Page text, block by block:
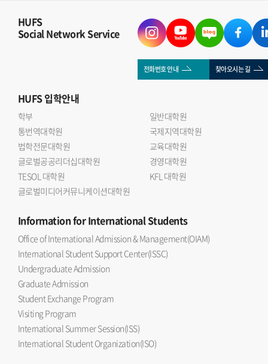
HUFS
Social Network Service
전화번호 안내 찾아오시는 길
HUFS입학안내
학부
일반대학원
통번역대학원
국제지역대학원
법학전문대학원
교육대학원
글로벌공공리더십대학원
경영대학원
TESOL 대학원
KFL 대학원
글로벌미디어커뮤니케이션대학원
Informationfor International Students
Office of International Admission & Management(OIAM)
International Student Support Center(ISSC)
Undergraduate Admission
Graduate Admission
Student Exchange Program
Visiting Program
International Summer Session(ISS)
International Student Organization(ISO)